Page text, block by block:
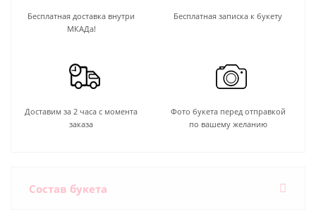
Бесплатная доставка внутри
МКАДа!
Бесплатная записка к букету
Доставим за 2 часа с момента
заказа
Фото букета перед отправкой
по вашему желанию
Состав букета